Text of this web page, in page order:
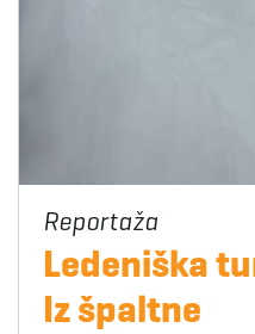
Ledeniška
Iz špaltne